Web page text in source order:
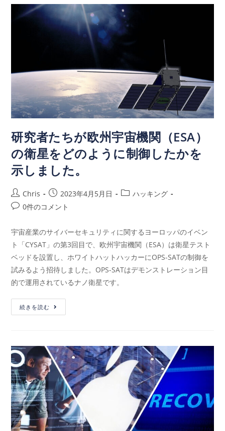
研究者たちが欧州宇宙機関（ESA）
の衛星をどのように制御したかを
示しました。
Chris 2023年4月5月日
ハッキング
0件のコメント
宇宙産業のサイバーセキュリティに関するヨーロッパのイベン
ト「CYSAT」の第3回目で、欧州宇宙機関（ESA）は衛星テスト
ベッドを設置し、ホワイトハットハッカーにOPS-SATの制御を
試みるよう招待しました。OPS-SATはデモンストレーション目
的で運用されているナノ衛星です。
続きを読む